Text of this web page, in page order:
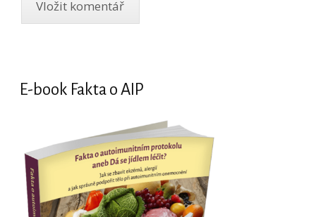
E-book Fakta o AIP